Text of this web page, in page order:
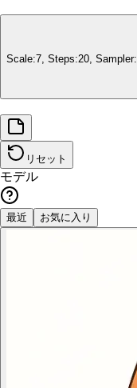
Scale:7, Steps:20, Sampler:
リセット
モデル
最近 お気に入り